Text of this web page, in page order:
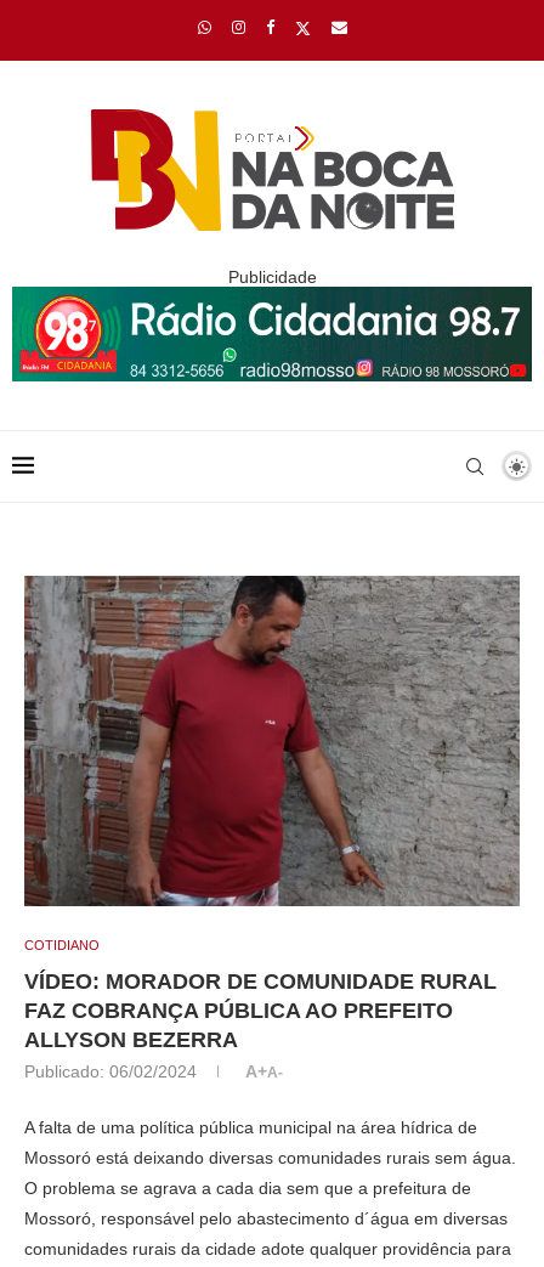
Publicidade
COTIDIANO
VÍDEO: MORADOR DE COMUNIDADE RURAL
FAZ COBRANÇA PÚBLICA AO PREFEITO
ALLYSON BEZERRA
Publicado: 06/02/2024 A+A-
A falta de uma política pública municipal na área hídrica de
Mossoró está deixando diversas comunidades rurais sem água.
O problema se agrava a cada dia sem que a prefeitura de
Mossoró, responsável pelo abastecimento d´água em diversas
comunidades rurais da cidade adote qualquer providência para